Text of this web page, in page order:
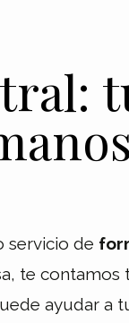
servicio de
te
ayudar a